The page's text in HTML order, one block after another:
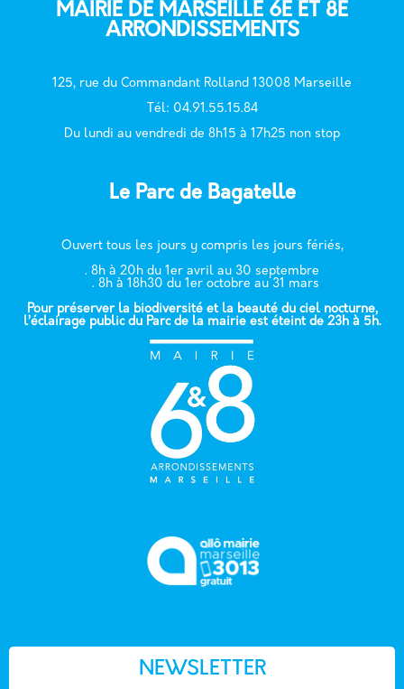
MAIRIE DE MARSEILLE 6E ET 8E
ARRONDISSEMENTS
125, rue du Commandant Rolland 13008 Marseille
T él: 04.91.55.15.84
Du lundi au vendredi de 8h15 à 17h25 non stop
Le Parc de Bagatelle
Ouvert tous les jours y compris les jours fériés,
. 8h à 20h du 1er avril au 30 septembre
. 8h à 18h30 du 1er octobre au 31 mars
Pour préserver la biodiversité et la beauté du ciel nocturne,
l’éclairage public du Parc de la mairie est éteint de 23h à 5h.
NEWSLETTER